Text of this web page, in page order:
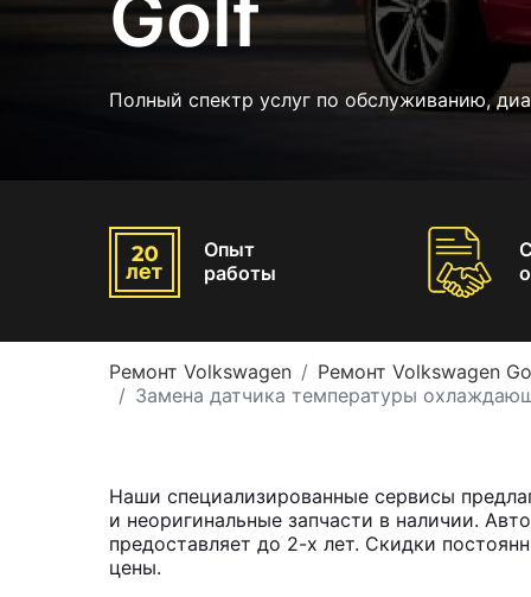
Полный спектр услуг по обслуживанию,
Опыт
работы
Ремонт Volkswagen
Ремонт Volkswagen
Замена датчика температуры
Наши специализированные сервисы
и неоригинальные запчасти в наличии.
предоставляет до 2-х лет. Скидки
цены.